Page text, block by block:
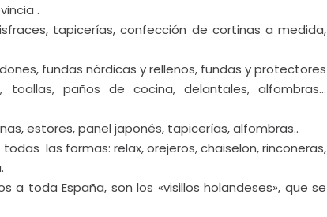
.
tapicerías, confección de cortinas a medida,
fundas nórdicas y rellenos, fundas y protectores
toallas, paños de cocina, delantales, alfombras…
estores, panel japonés, tapicerías, alfombras..
las formas: relax, orejeros, chaiselon, rinconeras,
toda España, son los «visillos holandeses», que se